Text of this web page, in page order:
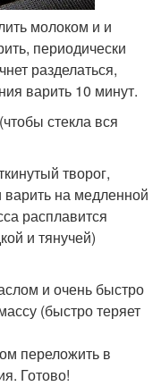
молоком и и
периодически
разделаться,
варить 10 минут.
стекла вся
творог,
варить на медленной
расплавится
и тянучей)
и очень быстро
(быстро теряет
переложить в
Готово!